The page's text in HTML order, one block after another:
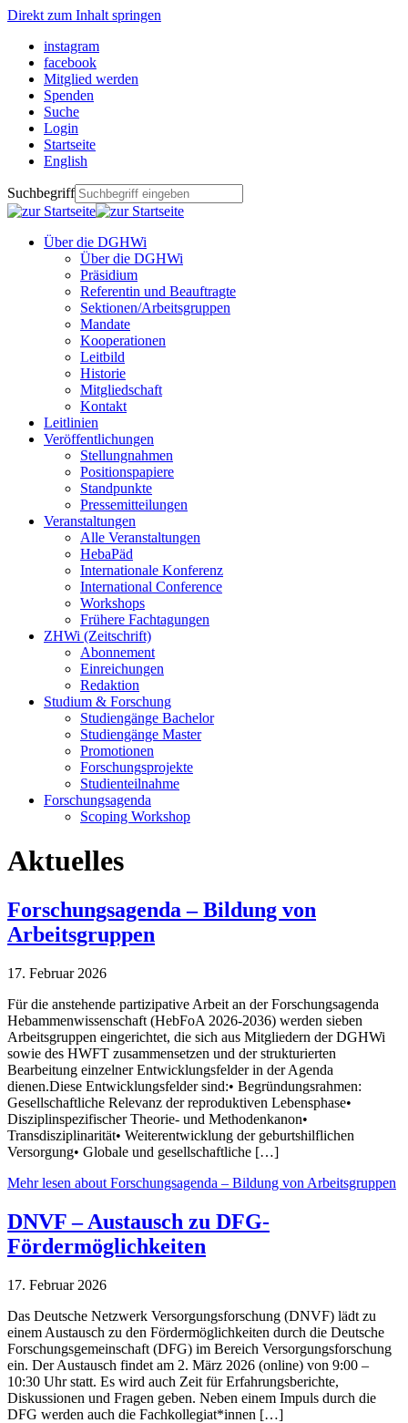
Direkt zum Inhalt springen
instagram
facebook
Mitglied werden
Spenden
Suche
Login
Startseite
English
Suchbegriff
Über die DGHWi
Über die DGHWi
Präsidium
Referentin und Beauftragte
Sektionen/Arbeitsgruppen
Mandate
Kooperationen
Leitbild
Historie
Mitgliedschaft
Kontakt
Leitlinien
Veröffentlichungen
Stellungnahmen
Positionspapiere
Standpunkte
Pressemitteilungen
Veranstaltungen
Alle Veranstaltungen
HebaPäd
Internationale Konferenz
International Conference
Workshops
Frühere Fachtagungen
ZHWi (Zeitschrift)
Abonnement
Einreichungen
Redaktion
Studium & Forschung
Studiengänge Bachelor
Studiengänge Master
Promotionen
Forschungsprojekte
Studienteilnahme
Forschungsagenda
Scoping Workshop
Aktuelles
Forschungsagenda – Bildung von
Arbeitsgruppen
17. Februar 2026
Für die anstehende partizipative Arbeit an der Forschungsagenda
Hebammenwissenschaft (HebFoA 2026-2036) werden sieben
Arbeitsgruppen eingerichtet, die sich aus Mitgliedern der DGHWi
sowie des HWFT zusammensetzen und der strukturierten
Bearbeitung einzelner Entwicklungsfelder in der Agenda
dienen.Diese Entwicklungsfelder sind:• Begründungsrahmen:
Gesellschaftliche Relevanz der reproduktiven Lebensphase•
Disziplinspezifischer Theorie- und Methodenkanon•
Transdisziplinarität• Weiterentwicklung der geburtshilflichen
Versorgung• Globale und gesellschaftliche […]
Mehr lesen about Forschungsagenda – Bildung von Arbeitsgruppen
DNVF – Austausch zu DFG-
Fördermöglichkeiten
17. Februar 2026
Das Deutsche Netzwerk Versorgungsforschung (DNVF) lädt zu
einem Austausch zu den Fördermöglichkeiten durch die Deutsche
Forschungsgemeinschaft (DFG) im Bereich Versorgungsforschung
ein. Der Austausch findet am 2. März 2026 (online) von 9:00 –
10:30 Uhr statt. Es wird auch Zeit für Erfahrungsberichte,
Diskussionen und Fragen geben. Neben einem Impuls durch die
DFG werden auch die Fachkollegiat*innen […]